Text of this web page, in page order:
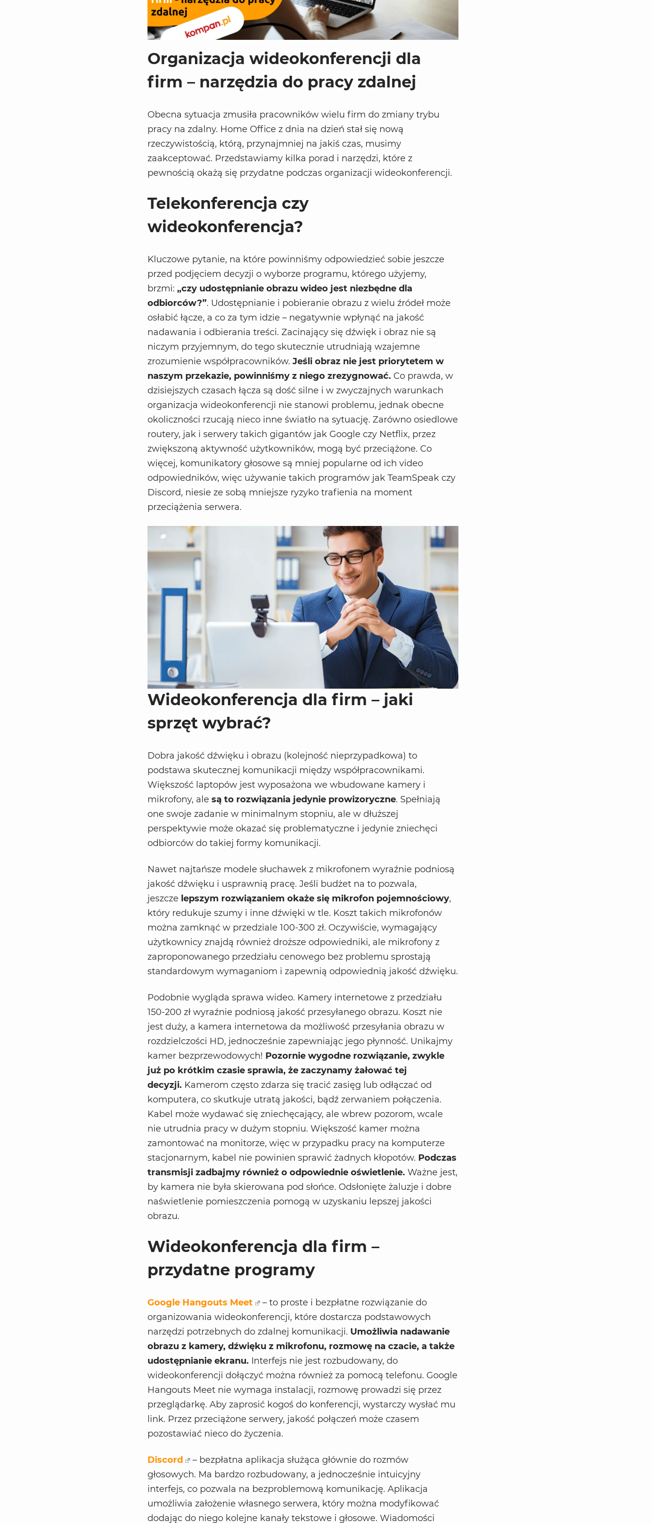
Organizacja wideokonferencji dla
firm – narzędzia do pracy zdalnej
Obecna sytuacja zmusiła pracowników wielu firm do zmiany trybu
pracy na zdalny. Home Office z dnia na dzień stał się nową
rzeczywistością, którą, przynajmniej na jakiś czas, musimy
zaakceptować. Przedstawiamy kilka porad i narzędzi, które z
pewnością okażą się przydatne podczas organizacji wideokonferencji.
Telekonferencja czy
wideokonferencja?
Kluczowe pytanie, na które powinniśmy odpowiedzieć sobie jeszcze
przed podjęciem decyzji o wyborze programu, którego użyjemy,
brzmi: „czy udostępnianie obrazu wideo jest niezbędne dla
odbiorców?”. Udostępnianie i pobieranie obrazu z wielu źródeł może
osłabić łącze, a co za tym idzie – negatywnie wpłynąć na jakość
nadawania i odbierania treści. Zacinający się dźwięk i obraz nie są
niczym przyjemnym, do tego skutecznie utrudniają wzajemne
zrozumienie współpracowników. Jeśli obraz nie jest priorytetem w
naszym przekazie, powinniśmy z niego zrezygnować. Co prawda, w
dzisiejszych czasach łącza są dość silne i w zwyczajnych warunkach
organizacja wideokonferencji nie stanowi problemu, jednak obecne
okoliczności rzucają nieco inne światło na sytuację. Zarówno osiedlowe
routery, jak i serwery takich gigantów jak Google czy Netflix, przez
zwiększoną aktywność użytkowników, mogą być przeciążone. Co
więcej, komunikatory głosowe są mniej popularne od ich video
odpowiedników, więc używanie takich programów jak TeamSpeak czy
Discord, niesie ze sobą mniejsze ryzyko trafienia na moment
przeciążenia serwera.
Wideokonferencja dla firm – jaki
sprzęt wybrać?
Dobra jakość dźwięku i obrazu (kolejność nieprzypadkowa) to
podstawa skutecznej komunikacji między współpracownikami.
Większość laptopów jest wyposażona we wbudowane kamery i
mikrofony, ale są to rozwiązania jedynie prowizoryczne. Spełniają
one swoje zadanie w minimalnym stopniu, ale w dłuższej
perspektywie może okazać się problematyczne i jedynie zniechęci
odbiorców do takiej formy komunikacji.
Nawet najtańsze modele słuchawek z mikrofonem wyraźnie podniosą
jakość dźwięku i usprawnią pracę. Jeśli budżet na to pozwala,
jeszcze lepszym rozwiązaniem okaże się mikrofon pojemnościowy,
który redukuje szumy i inne dźwięki w tle. Koszt takich mikrofonów
można zamknąć w przedziale 100-300 zł. Oczywiście, wymagający
użytkownicy znajdą również droższe odpowiedniki, ale mikrofony z
zaproponowanego przedziału cenowego bez problemu sprostają
standardowym wymaganiom i zapewnią odpowiednią jakość dźwięku.
Podobnie wygląda sprawa wideo. Kamery internetowe z przedziału
150-200 zł wyraźnie podniosą jakość przesyłanego obrazu. Koszt nie
jest duży, a kamera internetowa da możliwość przesyłania obrazu w
rozdzielczości HD, jednocześnie zapewniając jego płynność. Unikajmy
kamer bezprzewodowych! Pozornie wygodne rozwiązanie, zwykle
już po krótkim czasie sprawia, że zaczynamy żałować tej
decyzji. Kamerom często zdarza się tracić zasięg lub odłączać od
komputera, co skutkuje utratą jakości, bądź zerwaniem połączenia.
Kabel może wydawać się zniechęcający, ale wbrew pozorom, wcale
nie utrudnia pracy w dużym stopniu. Większość kamer można
zamontować na monitorze, więc w przypadku pracy na komputerze
stacjonarnym, kabel nie powinien sprawić żadnych kłopotów. Podczas
transmisji zadbajmy również o odpowiednie oświetlenie. Ważne jest,
by kamera nie była skierowana pod słońce. Odsłonięte żaluzje i dobre
naświetlenie pomieszczenia pomogą w uzyskaniu lepszej jakości
obrazu.
Wideokonferencja dla firm –
przydatne programy
Google Hangouts Meet
– to proste i bezpłatne rozwiązanie do
organizowania wideokonferencji, które dostarcza podstawowych
narzędzi potrzebnych do zdalnej komunikacji. Umożliwia nadawanie
obrazu z kamery, dźwięku z mikrofonu, rozmowę na czacie, a także
udostępnianie ekranu. Interfejs nie jest rozbudowany, do
wideokonferencji dołączyć można również za pomocą telefonu. Google
Hangouts Meet nie wymaga instalacji, rozmowę prowadzi się przez
przeglądarkę. Aby zaprosić kogoś do konferencji, wystarczy wysłać mu
link. Przez przeciążone serwery, jakość połączeń może czasem
pozostawiać nieco do życzenia.
Discord
– bezpłatna aplikacja służąca głównie do rozmów
głosowych. Ma bardzo rozbudowany, a jednocześnie intuicyjny
interfejs, co pozwala na bezproblemową komunikację. Aplikacja
umożliwia założenie własnego serwera, który można modyfikować
dodając do niego kolejne kanały tekstowe i głosowe. Wiadomości